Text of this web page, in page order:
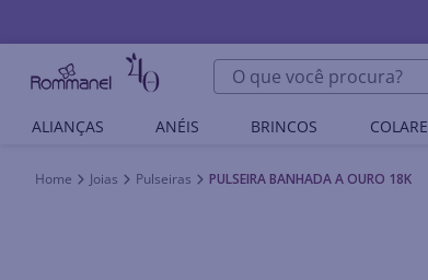
O que você procura?
ALIANÇAS ANÉIS BRINCOS
Joias Pulseiras PULSEIRA BANHADA A OURO 18K